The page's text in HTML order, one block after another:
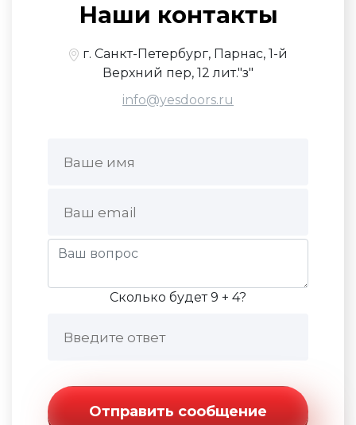
Наши контакты
г. Санкт-Петербург, Парнас, 1-й
Верхний пер, 12 лит."з"
info@yesdoors.ru
Сколько будет 9 + 4?
Отправить сообщение